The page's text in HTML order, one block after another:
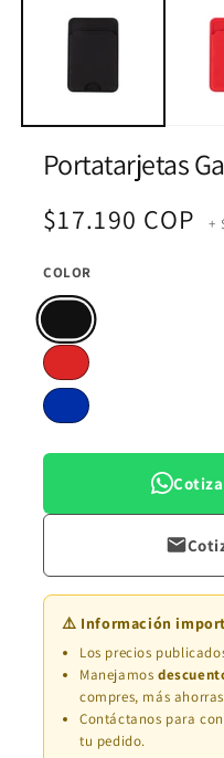
ventana
Portatarjetas
Precio
habitual
$17.190 COP +
COLOR
⚠️ Información
Los precios
Manejamos
compres, más
Contáctanos para
tu pedido.